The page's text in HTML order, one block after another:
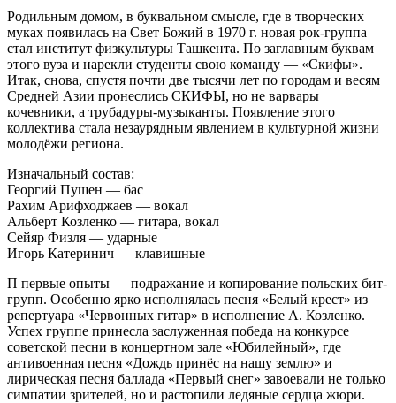
Родильным домом, в буквальном смысле, где в творческих
муках появилась на Свет Божий в 1970 г. новая рок-группа —
стал институт физкультуры Ташкента. По заглавным буквам
этого вуза и нарекли студенты свою команду — «Скифы».
Итак, снова, спустя почти две тысячи лет по городам и весям
Средней Азии пронеслись СКИФЫ, но не варвары
кочевники, а трубадуры-музыканты. Появление этого
коллектива стала незаурядным явлением в культурной жизни
молодёжи региона.
Изначальный состав:
Георгий Пушен — бас
Рахим Арифходжаев — вокал
Альберт Козленко — гитара, вокал
Сейяр Физля — ударные
Игорь Катеринич — клавишные
П первые опыты — подражание и копирование польских бит-
групп. Особенно ярко исполнялась песня «Белый крест» из
репертуара «Червонных гитар» в исполнение А. Козленко.
Успех группе принесла заслуженная победа на конкурсе
советской песни в концертном зале «Юбилейный», где
антивоенная песня «Дождь принёс на нашу землю» и
лирическая песня баллада «Первый снег» завоевали не только
симпатии зрителей, но и растопили ледяные сердца жюри.